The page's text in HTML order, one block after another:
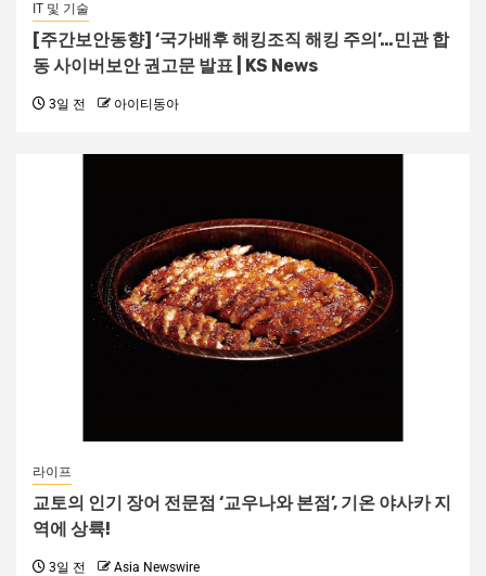
IT 및 기술
[주간보안동향] ‘국가배후 해킹조직 해킹 주의’…민관 합
동 사이버보안 권고문 발표 | KS News
3일 전 아이티동아
라이프
교토의 인기 장어 전문점 ‘교우나와 본점’, 기온 야사카 지
역에 상륙!
3일 전 Asia Newswire